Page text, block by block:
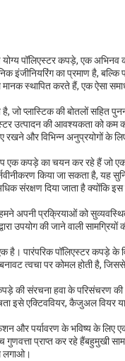
योग्य पॉलिएस्टर कपड़े, एक
का प्रमाण है, बल्कि
स्थापित करते हैं, एक ऐसा
जो प्लास्टिक की बोतलों सहित
उत्पादन की आवश्यकता को कम
और विभिन्न अनुप्रयोगों के
एक कपड़े का चयन कर रहे हैं जो एक
किया जा सकता है, यह
संरक्षण दिया जाता है क्योंकि
अपनी प्रक्रियाओं को
की जाने वाली सामग्रियों
है। पारंपरिक पॉलिएस्टर कपड़े के
त्वचा पर कोमल होती है,
की संरचना हवा के परिसंचरण
इसे एक्टिववियर, कैजुअल वियर
और पर्यावरण के भविष्य के लिए
प्राप्त कर रहे हैंबहुमुखी
लगाओ।